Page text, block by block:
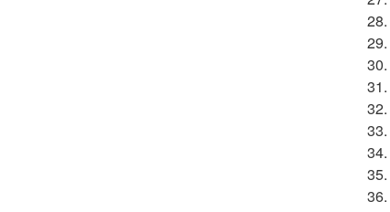
28.
29.
30.
31.
32.
33.
34.
35.
36.